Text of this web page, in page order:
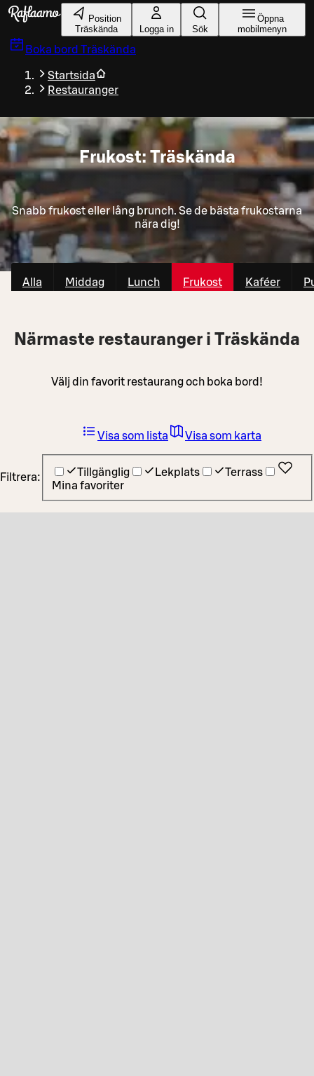
Gå till huvudinnehållet
Position
Träskända
Logga in Sök
Öppna
mobilmenyn
Boka bord Träskända
Startsida
Restauranger
Frukost: Träskända
Snabb frukost eller lång brunch. Se de bästa frukostarna
nära dig!
Alla Middag Lunch Frukost Kaféer
Närmaste restauranger i Träskända
Välj din favorit restaurang och boka bord!
Filtrera: Tillgänglig Lekplats
Terrass
Mina favoriter
Visa som lista Visa som karta